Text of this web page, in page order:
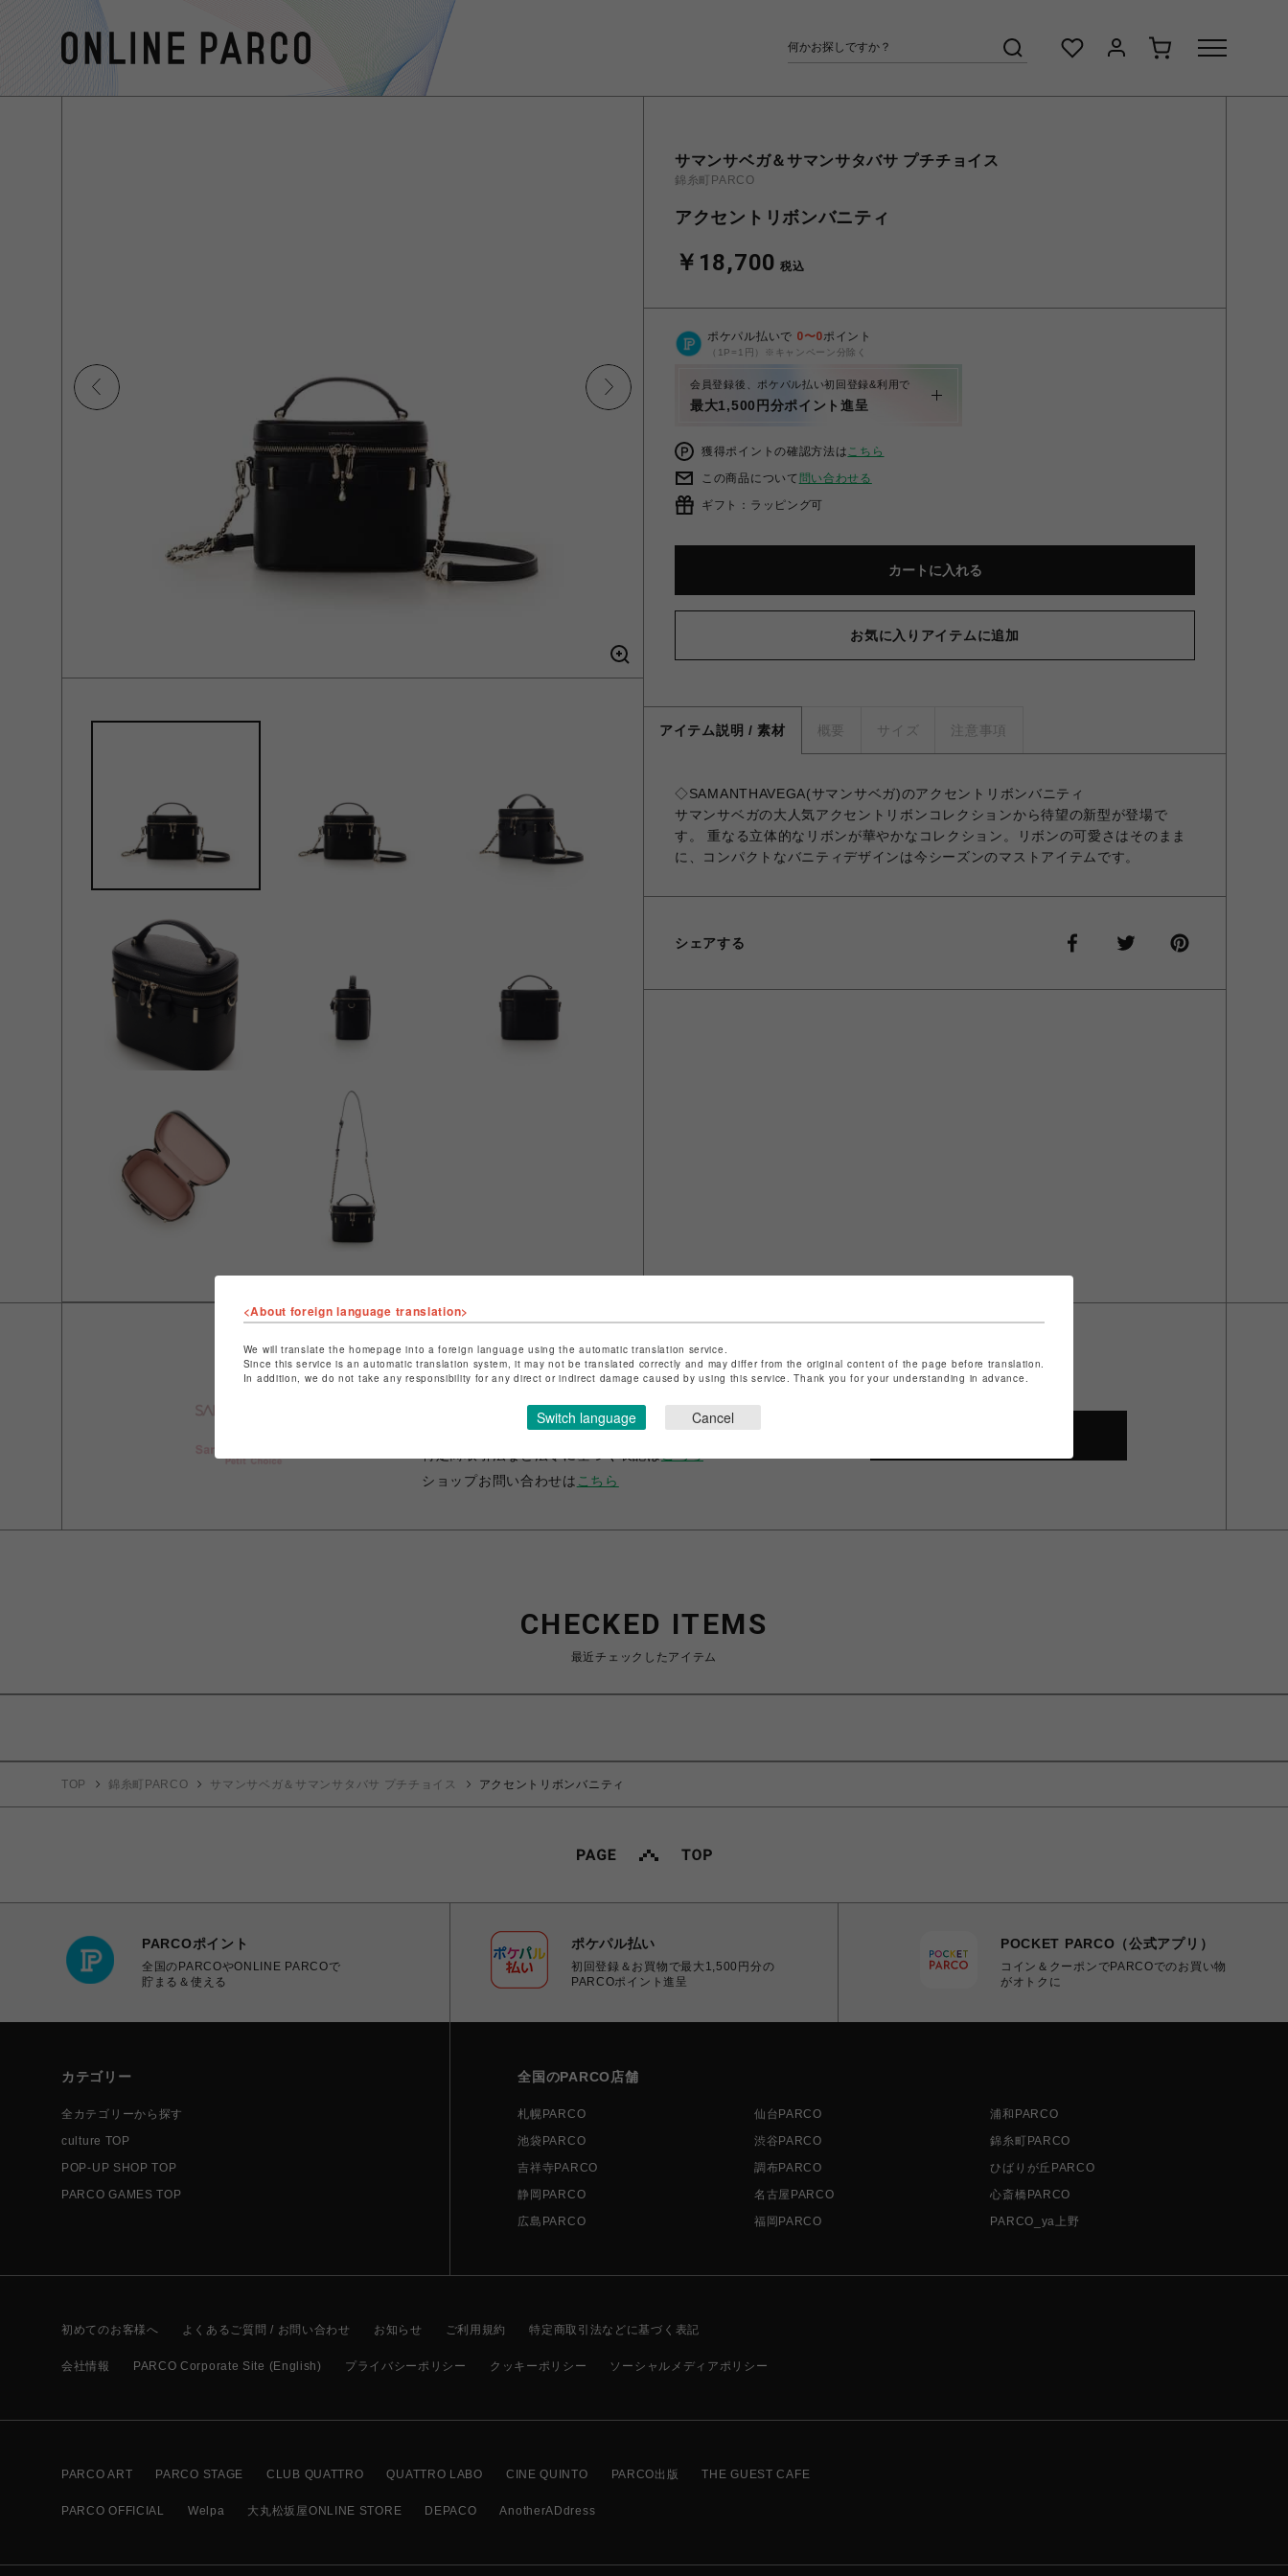
サマンサベガ＆サマンサタバサ プチチョイス
錦糸町PARCO
アクセントリボンバニティ
￥18,700 税込
ポケパル払いで 0〜0ポイント
（1P=1円）※キャンペーン分除く
会員登録後、ポケパル払い初回登録&利用で
最大1,500円分ポイント進呈
獲得ポイントの確認方法はこちら
この商品について 問い合わせる
ギフト：ラッピング可
カートに入れる
お気に入りアイテムに追加
アイテム説明 / 素材 概要 サイズ 注意事項
◇SAMANTHAVEGA(サマンサベガ)のアクセントリボンバニティ
サマンサベガの大人気アクセントリボンコレクションから待望の新型が登場で
す。 重なる立体的なリボンが華やかなコレクション。リボンの可愛さはそのまま
に、コンパクトなバニティデザインは今シーズンのマストアイテムです。
シェアする
錦糸町PARCO
ショップお問い合わせは こちら
CHECKED ITEMS
最近チェックしたアイテム
TOP 錦糸町PARCO サマンサベガ＆サマンサタバサ プチチョイス アクセントリボンバニティ
PARCOポイント
全国のPARCOやONLINE PARCOで
貯まる＆使える
ポケパル払い
初回登録＆お買物で最大1,500円分の
PARCOポイント進呈
POCKET PARCO（公式アプリ）
コイン＆クーポンでPARCOでのお買い物
がオトクに
カテゴリー
全カテゴリーから探す
culture TOP
POP-UP SHOP TOP
PARCO GAMES TOP
全国のPARCO店舗
札幌PARCO 仙台PARCO
浦和PARCO
池袋PARCO
渋谷PARCO
錦糸町PARCO
吉祥寺PARCO
調布PARCO
ひばりが丘PARCO
静岡PARCO
名古屋PARCO
心斎橋PARCO
広島PARCO
福岡PARCO PARCO_ya上野
初めてのお客様へ よくあるご質問 / お問い合わせ お知らせ ご利用規約 特定商取引法などに基づく表記
会社情報 PARCO Corporate Site (English) プライバシーポリシー クッキーポリシー ソーシャルメディアポリシー
PARCO ART PARCO STAGE CLUB QUATTRO QUATTRO LABO CINE QUINTO PARCO出版 THE GUEST CAFE
PARCO OFFICIAL Welpa 大丸松坂屋ONLINE STORE DEPACO AnotherADdress
<About foreign language translation>
We will translate the homepage into a foreign language using the automatic translation service.
Since this service is an automatic translation system, it may not be translated correctly and may differ from the original content of the page before translation.
In addition, we do not take any responsibility for any direct or indirect damage caused by using this service. Thank you for your understanding in advance.
Switch language Cancel